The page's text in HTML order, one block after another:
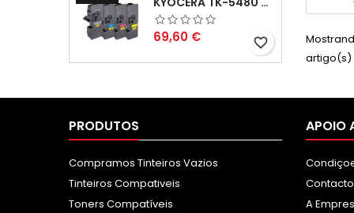
Preço
69,60 € favorite_border
artigo(s)
PRODUTOS
Compramos Tinteiros Vazios
Tinteiros Compativeis
Toners Compatíveis
APOIO
A